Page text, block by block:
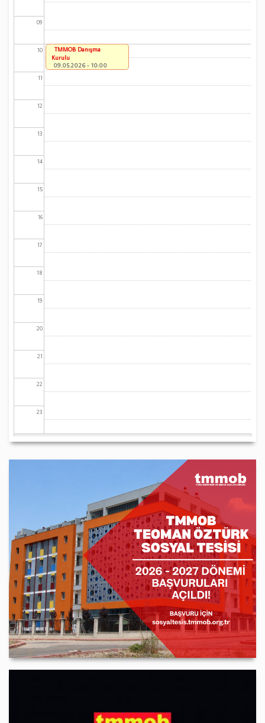
09
10
11
12
13
14
15
16
17
18
19
20
21
22
23
TMMOB Danışma
Kurulu
09.05.2026 - 10:00